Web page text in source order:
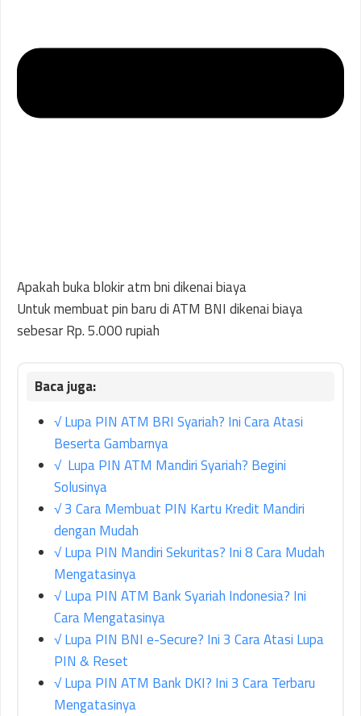
Apakah buka blokir atm bni dikenai biaya
Untuk membuat pin baru di ATM BNI dikenai biaya
sebesar Rp. 5.000 rupiah
√ Lupa PIN ATM BRI Syariah? Ini Cara Atasi
Beserta Gambarnya
√ Lupa PIN ATM Mandiri Syariah? Begini
Solusinya
√ 3 Cara Membuat PIN Kartu Kredit Mandiri
dengan Mudah
√ Lupa PIN Mandiri Sekuritas? Ini 8 Cara Mudah
Mengatasinya
√ Lupa PIN ATM Bank Syariah Indonesia? Ini
Cara Mengatasinya
√ Lupa PIN BNI e-Secure? Ini 3 Cara Atasi Lupa
PIN & Reset
√ Lupa PIN ATM Bank DKI? Ini 3 Cara Terbaru
Mengatasinya